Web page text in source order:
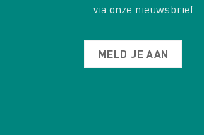
via onze nieuwsbrief
MELD JE AAN